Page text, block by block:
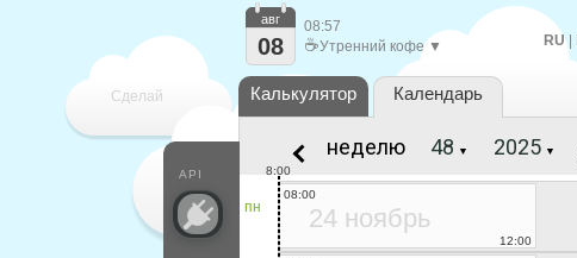
Сделай
каждый
RU|
API
авг
08
08:57
☕Утренний кофе ▼
Калькулятор Календарь
неделю ▼ ▼
пн
8:00
24 ноябрь
08:00
12:00